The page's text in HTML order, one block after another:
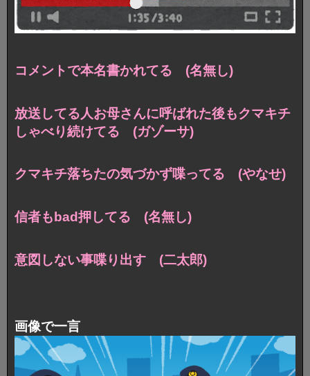
コメントで本名書かれてる (名無し)
放送してる人お母さんに呼ばれた後もクマキチ
しゃべり続けてる (ガゾーサ)
クマキチ落ちたの気づかず喋ってる (やなせ)
信者もbad押してる (名無し)
意図しない事喋り出す (二太郎)
画像で一言